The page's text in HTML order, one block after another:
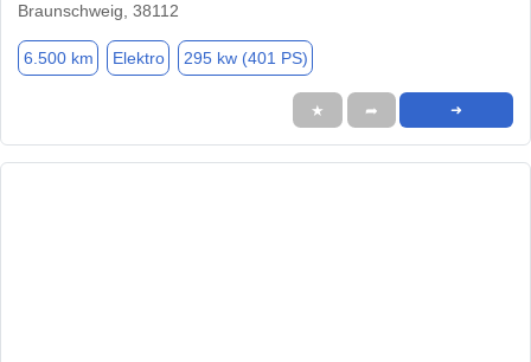
Braunschweig, 38112
6.500 km Elektro 295 kw (401 PS)
★ ➦ ➜